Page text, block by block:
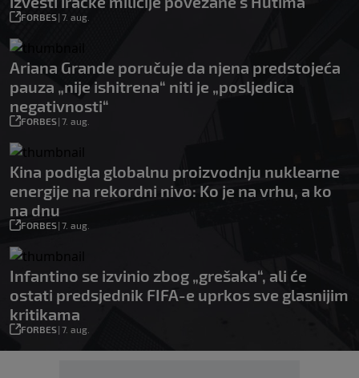
FORBES| 7. aug.
Ariana Grande poručuje da njena predstojeća
pauza „nije ishitrena“ niti je „posljedica
negativnosti“
FORBES| 7. aug.
Kina podigla globalnu proizvodnju nuklearne
energije na rekordni nivo: Ko je na vrhu, a ko
na dnu
FORBES| 7. aug.
Infantino se izvinio zbog „grešaka“, ali će
ostati predsjednik FIFA-e uprkos sve glasnijim
kritikama
FORBES| 7. aug.